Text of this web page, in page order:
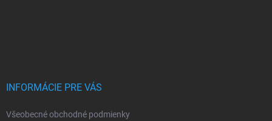
INFORMÁCIE PRE VÁS
Všeobecné obchodné podmienky